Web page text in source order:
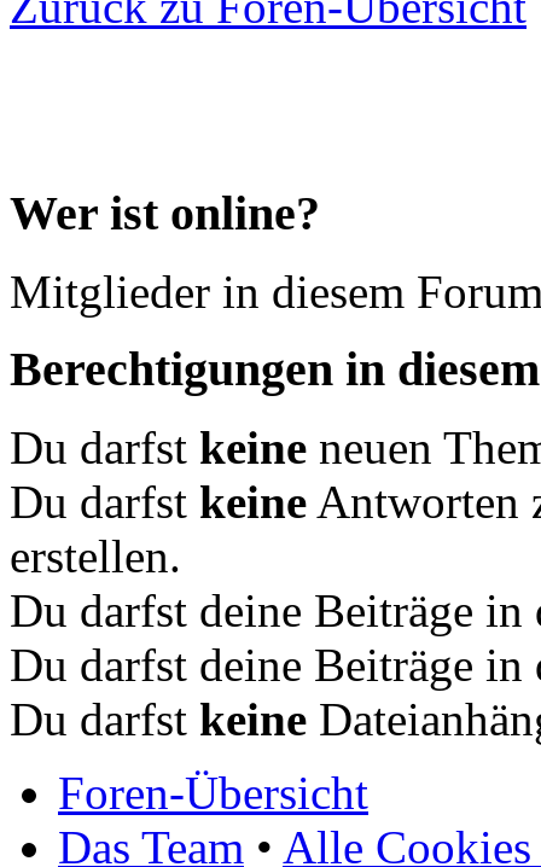
Wer ist online?
Mitglieder in diesem
Berechtigungen in
Du darfst keine neuen
Du darfst keine Antworten
erstellen.
Du darfst deine Beiträge
Du darfst deine Beiträge
Du darfst keine
Foren-Übersicht
Das Team • Alle Cookies